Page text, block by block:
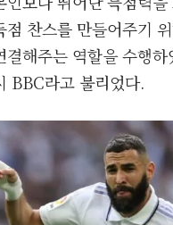
찬스를 만들어주기
결해주는 역할을 수행하
BBC라고 불리었다.